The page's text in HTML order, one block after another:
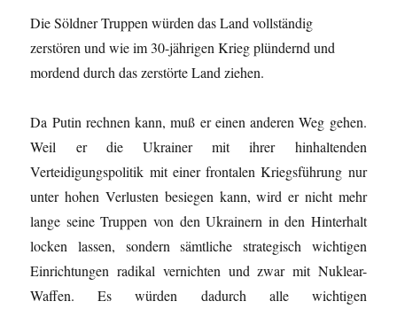
Die Söldner Truppen würden das Land vollständig
zerstören und wie im 30-jährigen Krieg plündernd und
mordend durch das zerstörte Land ziehen.
Da Putin rechnen kann, muß er einen anderen Weg gehen.
Weil er die Ukrainer mit ihrer hinhaltenden
Verteidigungspolitik mit einer frontalen Kriegsführung nur
unter hohen Verlusten besiegen kann, wird er nicht mehr
lange seine Truppen von den Ukrainern in den Hinterhalt
locken lassen, sondern sämtliche strategisch wichtigen
Einrichtungen radikal vernichten und zwar mit Nuklear-
Waffen. Es würden dadurch alle wichtigen